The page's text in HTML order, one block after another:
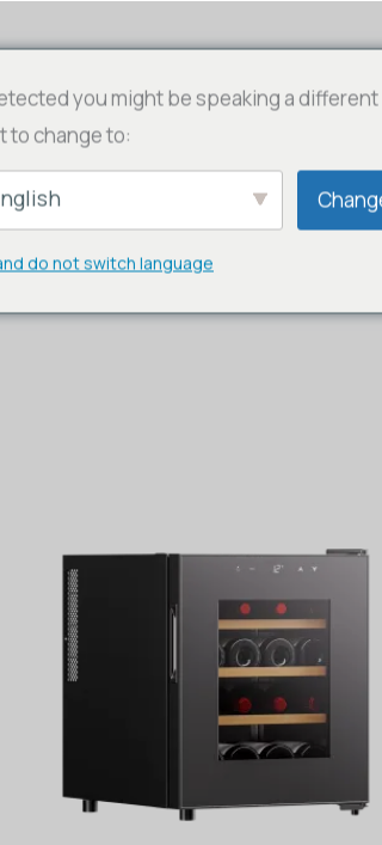
you might be speaking a different
to change to:
do not switch language